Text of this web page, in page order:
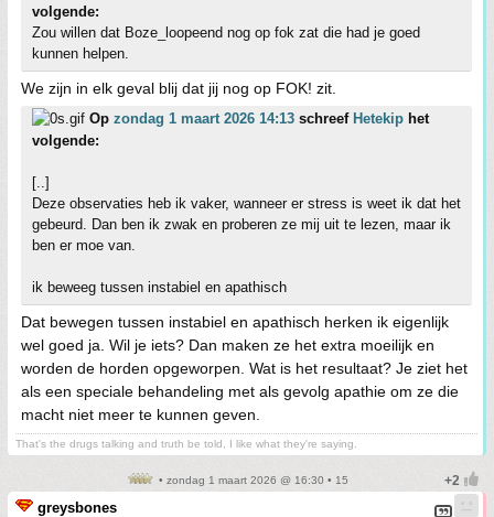
volgende:
Zou willen dat Boze_loopeend nog op fok zat die had je goed
kunnen helpen.
We zijn in elk geval blij dat jij nog op FOK! zit.
Op zondag 1 maart 2026 14:13 schreef Hetekip het
volgende:
[..]
Deze observaties heb ik vaker, wanneer er stress is weet ik dat het
gebeurd. Dan ben ik zwak en proberen ze mij uit te lezen, maar ik
ben er moe van.
ik beweeg tussen instabiel en apathisch
Dat bewegen tussen instabiel en apathisch herken ik eigenlijk
wel goed ja. Wil je iets? Dan maken ze het extra moeilijk en
worden de horden opgeworpen. Wat is het resultaat? Je ziet het
als een speciale behandeling met als gevolg apathie om ze die
macht niet meer te kunnen geven.
That's the drugs talking and truth be told, I like what they're saying.
• zondag 1 maart 2026 @ 16:30 • 15
greysbones